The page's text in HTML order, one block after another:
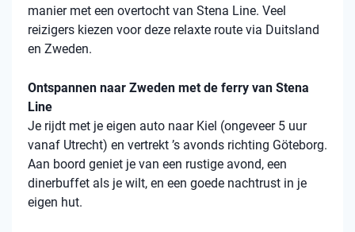
manier met een overtocht van Stena Line. Veel
reizigers kiezen voor deze relaxte route via Duitsland
en Zweden.
Ontspannen naar Zweden met de ferry van Stena
Line
Je rijdt met je eigen auto naar Kiel (ongeveer 5 uur
vanaf Utrecht) en vertrekt ’s avonds richting Göteborg.
Aan boord geniet je van een rustige avond, een
dinerbuffet als je wilt, en een goede nachtrust in je
eigen hut.